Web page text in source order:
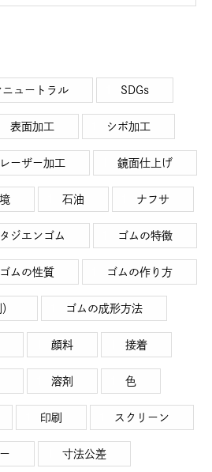
ニュートラル SDGs
表面加工 シボ加工
レーザー加工 鏡面仕上げ
石油 ナフサ
ジエンゴム ゴムの特徴
ゴムの性質 ゴムの作り方
ゴムの成形方法
顔料 接着
溶剤 色
印刷 スクリーン
寸法公差